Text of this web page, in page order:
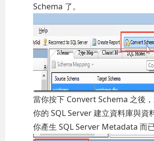
Schema 了。
當你按下 Convert Schema 之後
你的 SQL Server 建立資料庫與資
你產生 SQL Server Metadata 而已